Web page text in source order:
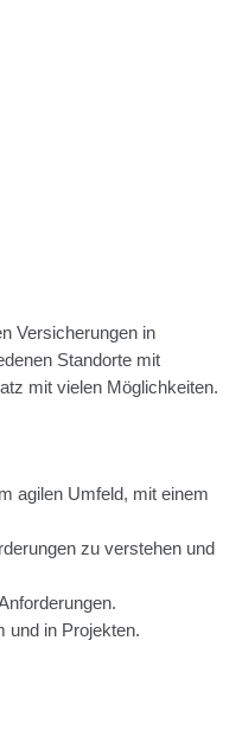
Versicherungen in
Standorte mit
mit vielen Möglichkeiten.
agilen Umfeld, mit einem
zu verstehen und
und in Projekten.